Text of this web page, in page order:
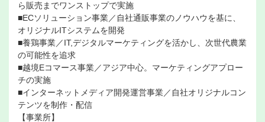
ら販売までワンストップで実施
■ECソリューション事業／自社通販事業のノウハウを基に、
オリジナルITシステムを開発
■養鶏事業／IT,デジタルマーケティングを活かし、次世代農業
の可能性を追求
■越境Eコマース事業／アジア中心。マーケティングアプロー
チの実施
■インターネットメディア開発運営事業／自社オリジナルコン
テンツを制作・配信
【事業所】